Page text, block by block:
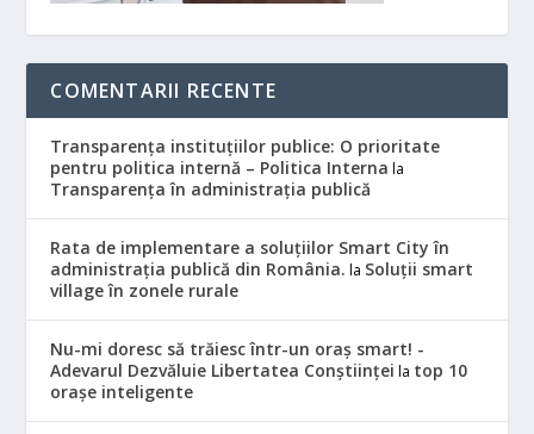
COMENTARII RECENTE
Transparența instituțiilor publice: O prioritate
pentru politica internă – Politica Interna la
Transparența în administrația publică
Rata de implementare a soluțiilor Smart City în
administrația publică din România. la Soluții smart
village în zonele rurale
Nu-mi doresc să trăiesc într-un oraș smart! -
Adevarul Dezvăluie Libertatea Conștiinței la top 10
orașe inteligente